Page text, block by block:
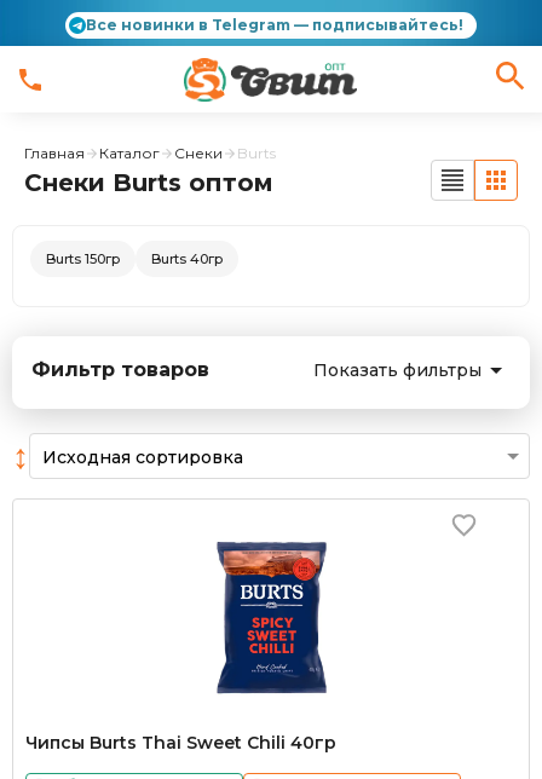
Все новинки в Telegram — подписывайтесь!
Главная Каталог Снеки Burts
Снеки Burts оптом
Burts 150гр Burts 40гр
Фильтр товаров Показать фильтры
↕
Чипсы Burts Thai Sweet Chili 40гр